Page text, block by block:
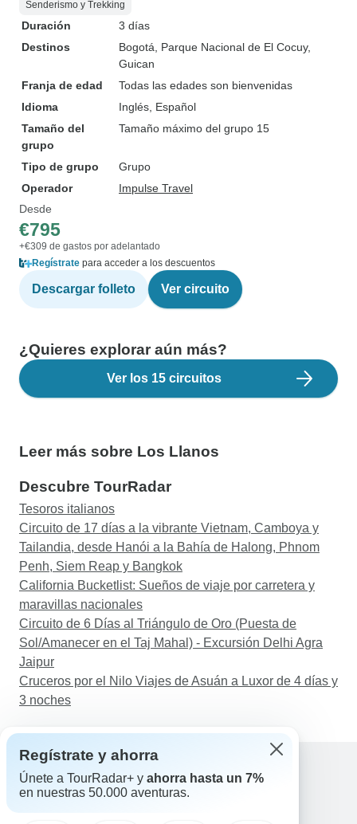
Senderismo y Trekking
Duración
3 días
Destinos
Bogotá , Parque Nacional de El Cocuy,
Guican
Franja de edad
Todas las edades son bienvenidas
Idioma
Inglés, Español
Tamaño del
grupo
Tamaño máximo del grupo 15
Tipo de grupo
Grupo
Operador
Impulse Travel
Desde
€795
+€309 de gastos por adelantado
Regístrate para acceder a los descuentos
Descargar folleto Ver circuito
¿Quieres explorar aún más?
Ver los 15 circuitos
Leer más sobre Los Llanos
Descubre TourRadar
Tesoros italianos
Circuito de 17 días a la vibrante Vietnam, Camboya y
Tailandia, desde Hanói a la Bahía de Halong, Phnom
Penh, Siem Reap y Bangkok
California Bucketlist: Sueños de viaje por carretera y
maravillas nacionales
Circuito de 6 Días al Triángulo de Oro (Puesta de
Sol/Amanecer en el Taj Mahal) - Excursión Delhi Agra
Jaipur
Cruceros por el Nilo Viajes de Asuán a Luxor de 4 días y
3 noches
Ayuda
Regístrate y ahorra
Únete a TourRadar+ y ahorra hasta un 7%
en nuestras 50.000 aventuras.